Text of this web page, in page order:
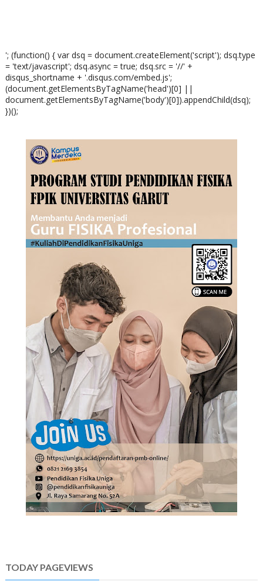
'; (function() { var dsq = document.createElement('script'); dsq.type
= 'text/javascript'; dsq.async = true; dsq.src = '//' +
disqus_shortname + '.disqus.com/embed.js';
(document.getElementsByTagName('head')[0] ||
document.getElementsByTagName('body')[0]).appendChild(dsq);
})();
TODAY PAGEVIEWS